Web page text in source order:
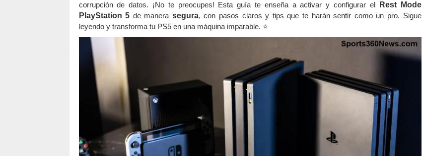
corrupción de datos. ¡No te preocupes! Esta guía te enseña a activar y configurar el
Rest Mode
PlayStation 5 de manera segura, con pasos claros y tips que te harán sentir como un pro. Sigue
leyendo y transforma tu PS5 en una máquina imparable. ⭐